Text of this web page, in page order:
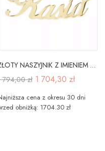
ZŁOTY NASZYJNIK Z IMIENIEM KASIA SERDUSZKA L101X
794,00 zł 1 704,30 zł
cena z okresu 30 dni
obniżką: 1704.30 zł